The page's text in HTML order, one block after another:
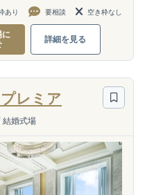
あり 要相談 空き枠なし
に
詳細を見る
レミア
結婚式場